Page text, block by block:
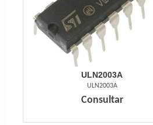
ULN2003A
ULN2003A
Consultar